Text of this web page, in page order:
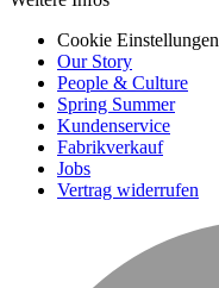
Cookie Einstellungen
Our Story
People & Culture
Spring Summer
Kundenservice
Fabrikverkauf
Jobs
Vertrag widerrufen